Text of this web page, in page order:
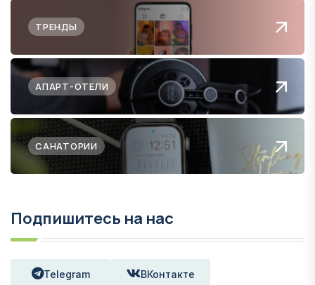
ТРЕНДЫ
АПАРТ-ОТЕЛИ
САНАТОРИИ
Подпишитесь на нас
Telegram ВКонтакте